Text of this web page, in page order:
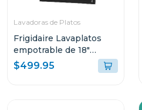
Lavadoras de Platos
Frigidaire Lavaplatos
empotrable de 18"
ffbd1831
$499.95